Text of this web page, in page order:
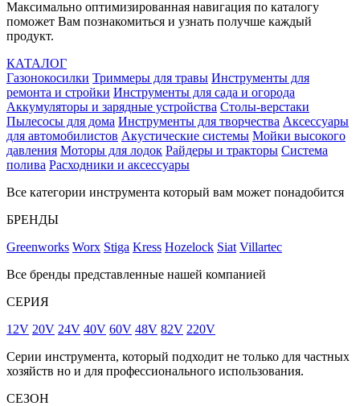
Максимально оптимизированная навигация по каталогу
поможет Вам познакомиться и узнать получше каждый
продукт.
КАТАЛОГ
Газонокосилки Триммеры для травы Инструменты для
ремонта и стройки Инструменты для сада и огорода
Аккумуляторы и зарядные устройства Столы-верстаки
Пылесосы для дома Инструменты для творчества Аксессуары
для автомобилистов Акустические системы Мойки высокого
давления Моторы для лодок Райдеры и тракторы Система
полива Расходники и аксессуары
Все категории инструмента который вам может понадобится
БРЕНДЫ
Greenworks Worx Stiga Kress Hozelock Siat Villartec
Все бренды представленные нашей компанией
СЕРИЯ
12V 20V 24V 40V 60V 48V 82V 220V
Серии инструмента, который подходит не только для частных
хозяйств но и для профессионального использования.
СЕЗОН